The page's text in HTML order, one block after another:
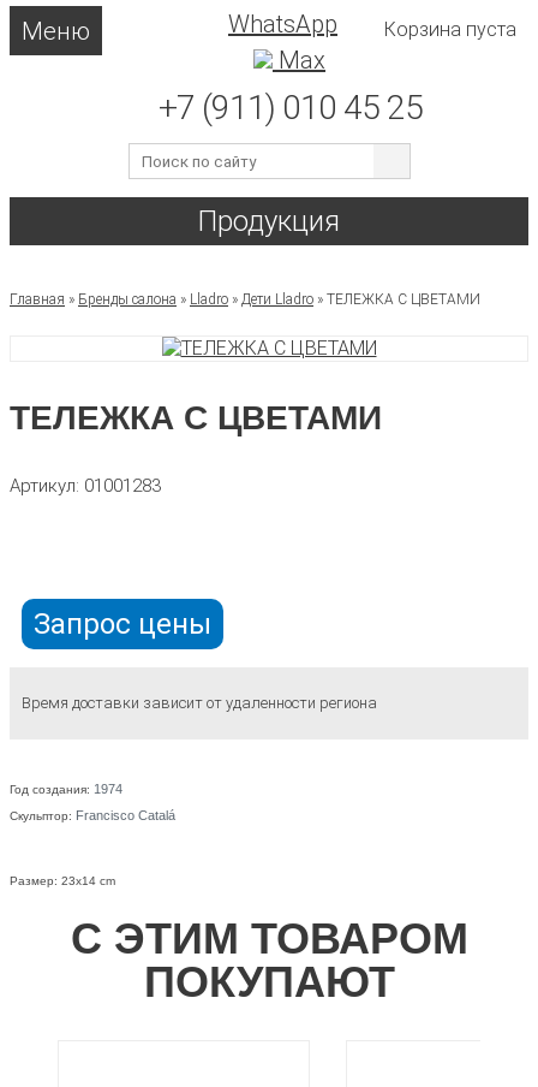
Меню
WhatsApp
Max
Корзина пуста
+7 (911) 010 45 25
Продукция
Главная » Бренды салона » Lladro » Дети Lladro » ТЕЛЕЖКА С ЦВЕТАМИ
ТЕЛЕЖКА С ЦВЕТАМИ
Артикул: 01001283
Запрос цены
Время доставки зависит от удаленности региона
Год создания: 1974
Скульптор: Francisco Catalá
Размер: 23x14 cm
С ЭТИМ ТОВАРОМ
ПОКУПАЮТ